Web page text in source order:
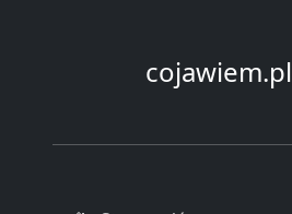
cojawiem.pl